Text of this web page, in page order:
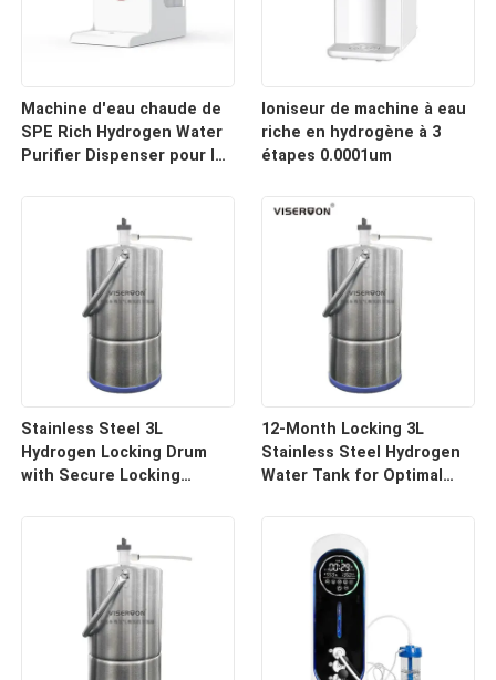
Machine d'eau chaude de
SPE Rich Hydrogen Water
Purifier Dispenser pour la
Ioniseur de machine à eau
riche en hydrogène à 3
étapes 0.0001um
Stainless Steel 3L
Hydrogen Locking Drum
with Secure Locking
12-Month Locking 3L
Stainless Steel Hydrogen
Water Tank for Optimal